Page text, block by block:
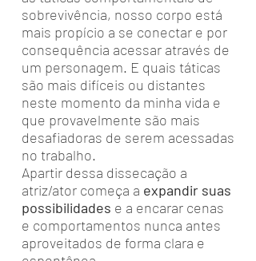
sobrevivência, nosso corpo está
mais propício a se conectar e por
consequência acessar através de
um personagem. E quais táticas
são mais difíceis ou distantes
neste momento da minha vida e
que provavelmente são mais
desafiadoras de serem acessadas
no trabalho.
Apartir dessa dissecação a
atriz/ator começa a expandir suas
possibilidades e a encarar cenas
e comportamentos nunca antes
aproveitados de forma clara e